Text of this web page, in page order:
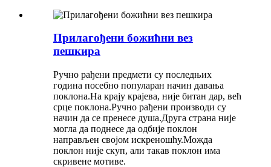
Прилагођени божићни вез
пешкира
Ручно рађени предмети су последњих
година посебно популаран начин давања
поклона.На крају крајева, није битан дар, већ
срце поклона.Ручно рађени производи су
начин да се пренесе душа.Друга страна није
могла да поднесе да одбије поклон
направљен својом искреношћу.Можда
поклон није скуп, али такав поклон има
скривене мотиве.